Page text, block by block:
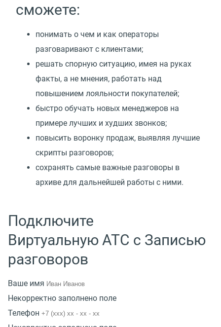
сможете:
понимать о чем и как операторы
разговаривают с клиентами;
решать спорную ситуацию, имея на руках
факты, а не мнения, работать над
повышением лояльности покупателей;
быстро обучать новых менеджеров на
примере лучших и худших звонков;
повысить воронку продаж, выявляя лучшие
скрипты разговоров;
сохранять самые важные разговоры в
архиве для дальнейшей работы с ними.
Подключите
Виртуальную АТС с Записью
разговоров
Ваше имя
Некорректно заполнено поле
Телефон